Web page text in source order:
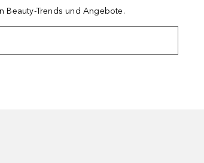
Beauty-Trends und Angebote.